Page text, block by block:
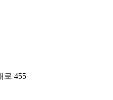
로 455